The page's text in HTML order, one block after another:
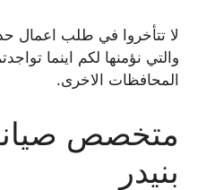
لا تتأخروا في طلب اعمال
والتي نؤمنها لكم اينما
المحافظات الاخرى.
متخصص
بنيدر